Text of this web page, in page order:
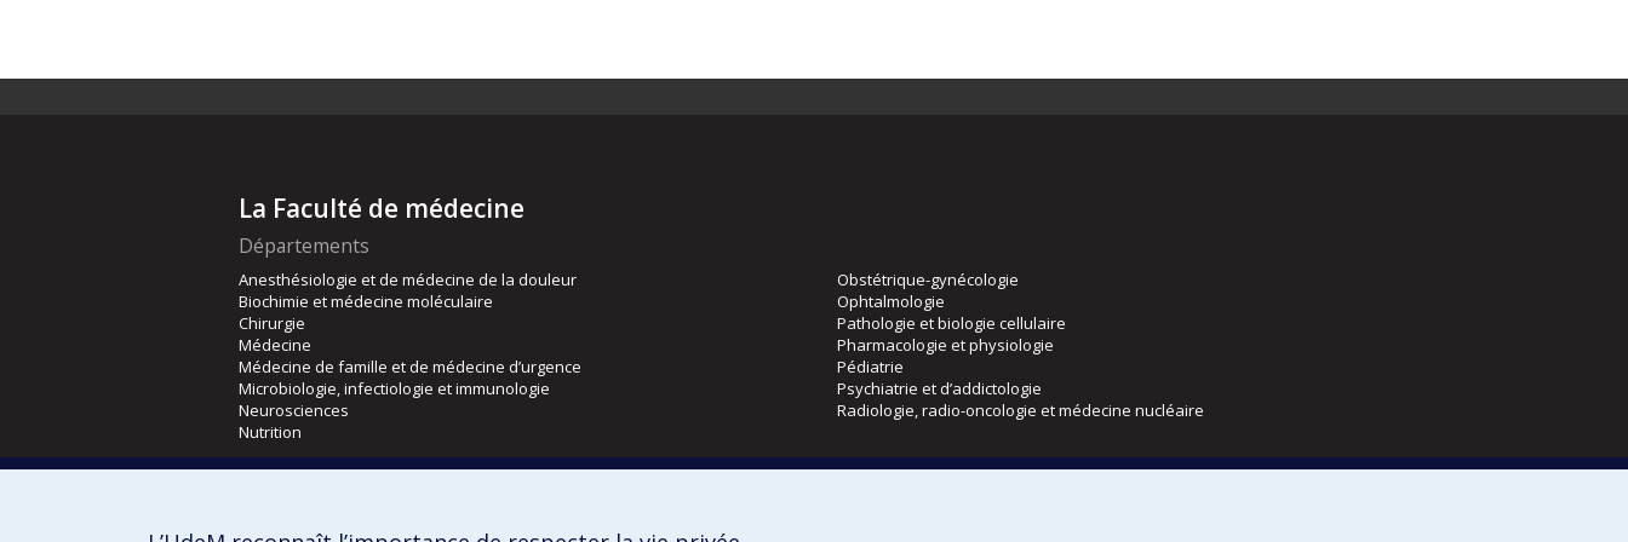
La Faculté de médecine
Départements
Anesthésiologie et de médecine de la douleur
Biochimie et médecine moléculaire
Chirurgie
Médecine
Médecine de famille et de médecine d’urgence
Microbiologie, infectiologie et immunologie
Neurosciences
Nutrition
Obstétrique-gynécologie
Ophtalmologie
Pathologie et biologie cellulaire
Pharmacologie et physiologie
Pédiatrie
Psychiatrie et d’addictologie
Radiologie, radio-oncologie et médecine nucléaire